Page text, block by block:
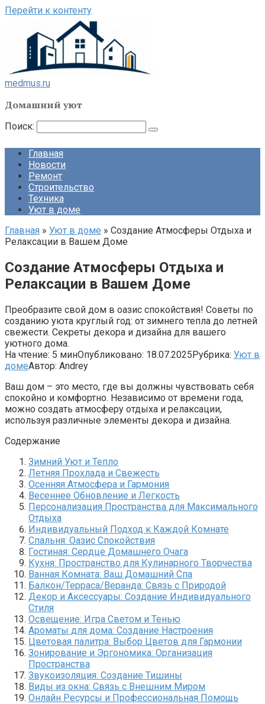
Перейти к контенту
medmus.ru
Домашний уют
Поиск:
Главная
Новости
Ремонт
Строительство
Техника
Уют в доме
Главная » Уют в доме » Создание Атмосферы Отдыха и
Релаксации в Вашем Доме
Создание Атмосферы Отдыха и
Релаксации в Вашем Доме
Преобразите свой дом в оазис спокойствия! Советы по
созданию уюта круглый год: от зимнего тепла до летней
свежести. Секреты декора и дизайна для вашего
уютного дома.
На чтение: 5 минОпубликовано: 18.07.2025Рубрика: Уют в
домеАвтор: Andrey
Ваш дом – это место, где вы должны чувствовать себя
спокойно и комфортно. Независимо от времени года,
можно создать атмосферу отдыха и релаксации,
используя различные элементы декора и дизайна.
Содержание
Зимний Уют и Тепло
Летняя Прохлада и Свежесть
Осенняя Атмосфера и Гармония
Весеннее Обновление и Легкость
Персонализация Пространства для Максимального
Отдыха
Индивидуальный Подход к Каждой Комнате
Спальня: Оазис Спокойствия
Гостиная: Сердце Домашнего Очага
Кухня: Пространство для Кулинарного Творчества
Ванная Комната: Ваш Домашний Спа
Балкон/Терраса/Веранда: Связь с Природой
Декор и Аксессуары: Создание Индивидуального
Стиля
Освещение: Игра Светом и Тенью
Ароматы для дома: Создание Настроения
Цветовая палитра: Выбор Цветов для Гармонии
Зонирование и Эргономика: Организация
Пространства
Звукоизоляция: Создание Тишины
Виды из окна: Связь с Внешним Миром
Онлайн Ресурсы и Профессиональная Помощь